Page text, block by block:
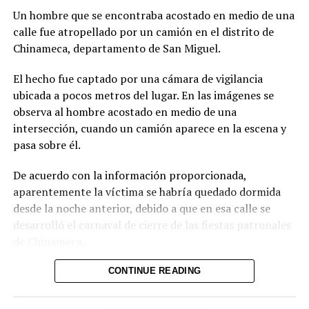
Un hombre que se encontraba acostado en medio de una
calle fue atropellado por un camión en el distrito de
Chinameca, departamento de San Miguel.
El hecho fue captado por una cámara de vigilancia
ubicada a pocos metros del lugar. En las imágenes se
observa al hombre acostado en medio de una
intersección, cuando un camión aparece en la escena y
pasa sobre él.
De acuerdo con la información proporcionada,
aparentemente la víctima se habría quedado dormida
desde la noche anterior, debido a que en esa calle se
desarrolló el carnaval de cierre de las fiestas patronales
Hasta el momento, el texto no proporciona información
CONTINUE READING